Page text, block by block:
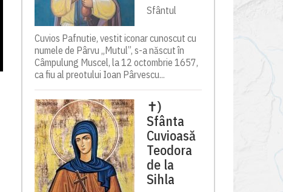
Sfântul
Cuvios Pafnutie, vestit iconar cunoscut cu
numele de Pârvu „Mutul”, s-a născut în
Câmpulung Muscel, la 12 octombrie 1657,
ca fiu al preotului Ioan Pârvescu...
✝)
Sfânta
Cuvioasă
Teodora
de la
Sihla